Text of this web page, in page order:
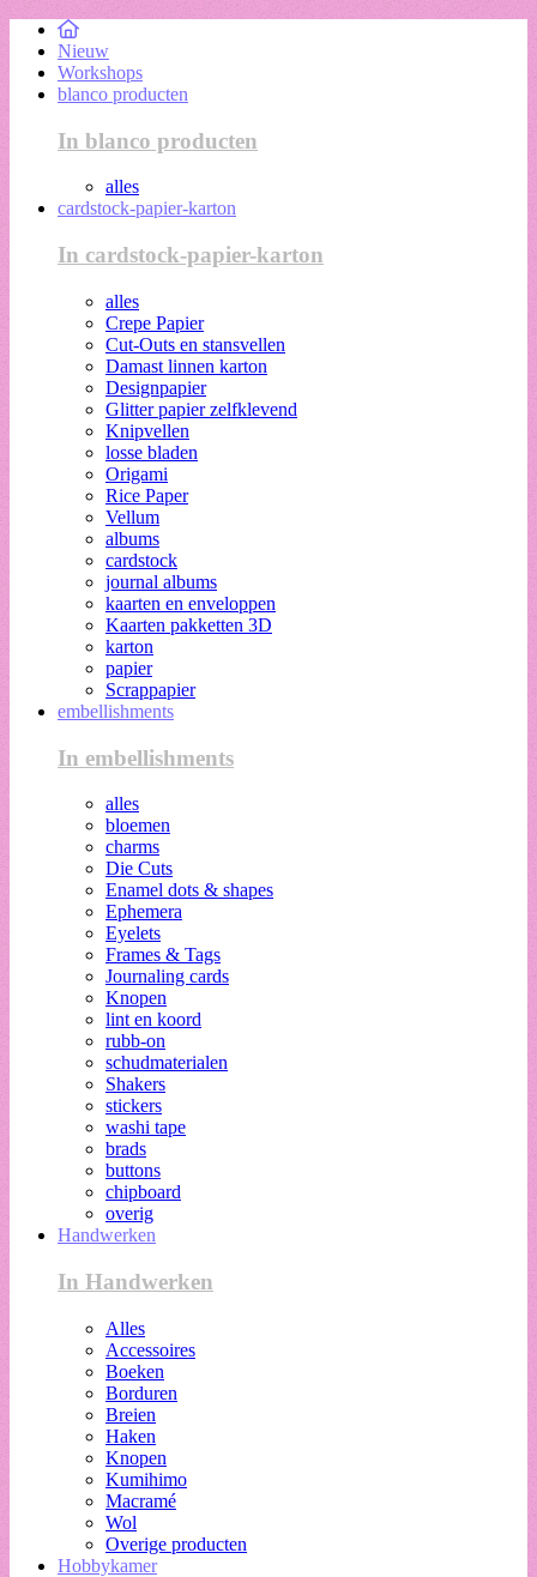
Nieuw
Workshops
blanco producten
In blanco producten
alles
cardstock-papier-karton
In cardstock-papier-karton
alles
Crepe Papier
Cut-Outs en stansvellen
Damast linnen karton
Designpapier
Glitter papier zelfklevend
Knipvellen
losse bladen
Origami
Rice Paper
Vellum
albums
cardstock
journal albums
kaarten en enveloppen
Kaarten pakketten 3D
karton
papier
Scrappapier
embellishments
In embellishments
alles
bloemen
charms
Die Cuts
Enamel dots & shapes
Ephemera
Eyelets
Frames & Tags
Journaling cards
Knopen
lint en koord
rubb-on
schudmaterialen
Shakers
stickers
washi tape
brads
buttons
chipboard
overig
Handwerken
In Handwerken
Alles
Accessoires
Boeken
Borduren
Breien
Haken
Knopen
Kumihimo
Macramé
Wol
Overige producten
Hobbykamer